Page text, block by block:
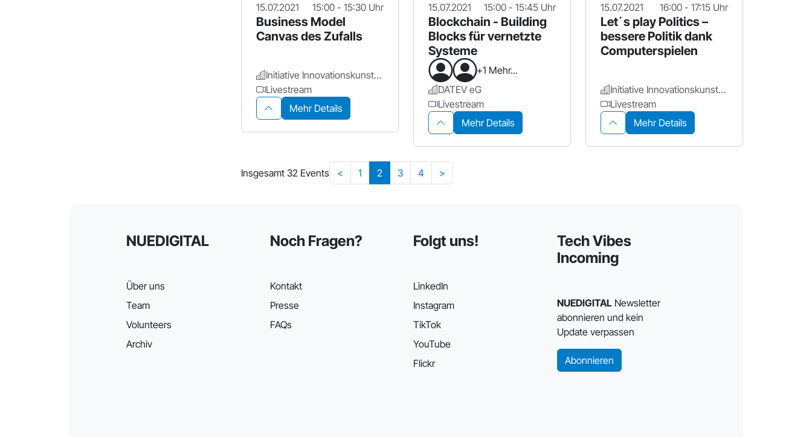
15.07.2021 15:00 - 15:30 Uhr
Business Model
Canvas des Zufalls
Initiative Innovationskunst - spielerisch zur Innovation
Livestream
Mehr Details
15.07.2021 15:00 - 15:45 Uhr
Blockchain - Building
Blocks für vernetzte
Systeme
+1 Mehr...
DATEV eG
Livestream
Mehr Details
15.07.2021 16:00 - 17:15 Uhr
Let´s play Politics –
bessere Politik dank
Computerspielen
Initiative Innovationskunst - spielerisch zur Innovation
Livestream
Mehr Details
Insgesamt 32 Events < 1 2 3 4 >
NUEDIGITAL
Über uns
Team
Volunteers
Archiv
Noch Fragen?
Kontakt
Presse
FAQs
Folgt uns!
LinkedIn
Instagram
TikTok
YouTube
Flickr
Tech Vibes
Incoming
NUEDIGITALNewsletter
abonnieren und kein
Update verpassen
Abonnieren